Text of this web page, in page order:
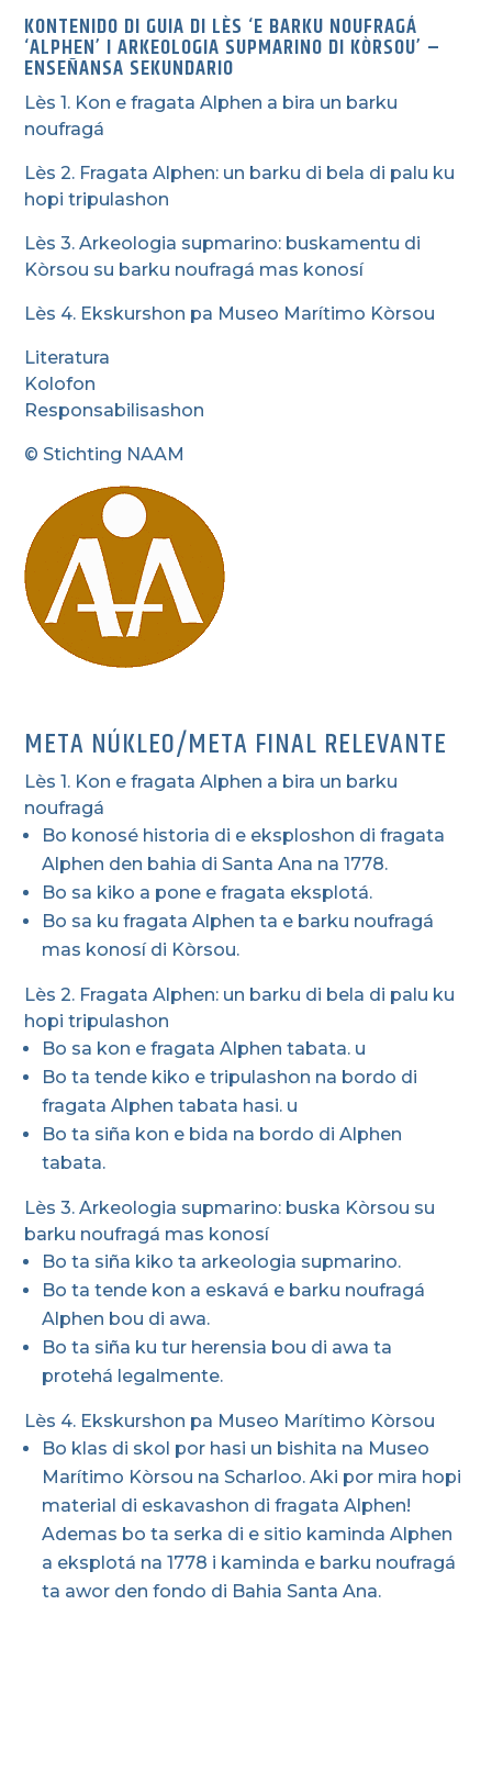
KONTENIDO DI GUIA DI LÈS ‘E BARKU NOUFRAGÁ
‘ALPHEN’ I ARKEOLOGIA SUPMARINO DI KÒRSOU’ –
ENSEÑANSA SEKUNDARIO
Lès 1. Kon e fragata Alphen a bira un barku
noufragá
Lès 2. Fragata Alphen: un barku di bela di palu ku
hopi tripulashon
Lès 3. Arkeologia supmarino: buskamentu di
Kòrsou su barku noufragá mas konosí
Lès 4. Ekskurshon pa Museo Marítimo Kòrsou
Literatura
Kolofon
Responsabilisashon
© Stichting NAAM
META NÚKLEO/META FINAL RELEVANTE
Lès 1. Kon e fragata Alphen a bira un barku
noufragá
Bo konosé historia di e eksploshon di fragata
Alphen den bahia di Santa Ana na 1778.
Bo sa kiko a pone e fragata eksplotá.
Bo sa ku fragata Alphen ta e barku noufragá
mas konosí di Kòrsou.
Lès 2. Fragata Alphen: un barku di bela di palu ku
hopi tripulashon
Bo sa kon e fragata Alphen tabata. u
Bo ta tende kiko e tripulashon na bordo di
fragata Alphen tabata hasi. u
Bo ta siña kon e bida na bordo di Alphen
tabata.
Lès 3. Arkeologia supmarino: buska Kòrsou su
barku noufragá mas konosí
Bo ta siña kiko ta arkeologia supmarino.
Bo ta tende kon a eskavá e barku noufragá
Alphen bou di awa.
Bo ta siña ku tur herensia bou di awa ta
protehá legalmente.
Lès 4. Ekskurshon pa Museo Marítimo Kòrsou
Bo klas di skol por hasi un bishita na Museo
Marítimo Kòrsou na Scharloo. Aki por mira hopi
material di eskavashon di fragata Alphen!
Ademas bo ta serka di e sitio kaminda Alphen
a eksplotá na 1778 i kaminda e barku noufragá
ta awor den fondo di Bahia Santa Ana.